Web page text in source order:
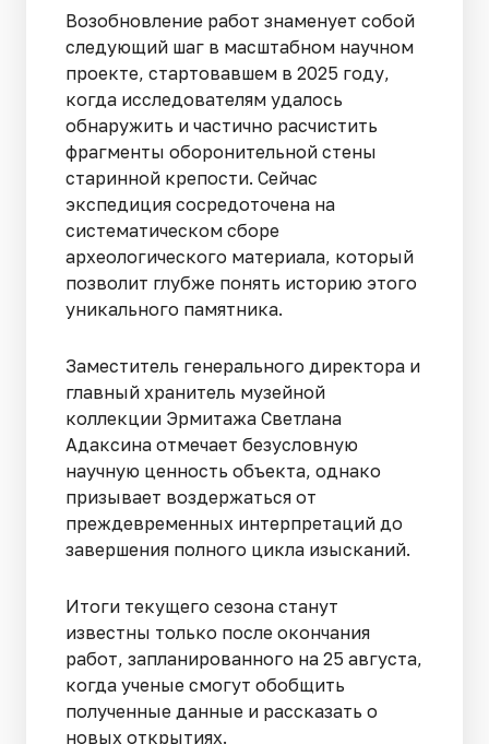
Возобновление работ знаменует собой
следующий шаг в масштабном научном
проекте, стартовавшем в 2025 году,
когда исследователям удалось
обнаружить и частично расчистить
фрагменты оборонительной стены
старинной крепости. Сейчас
экспедиция сосредоточена на
систематическом сборе
археологического материала, который
позволит глубже понять историю этого
уникального памятника.
Заместитель генерального директора и
главный хранитель музейной
коллекции Эрмитажа Светлана
Адаксина отмечает безусловную
научную ценность объекта, однако
призывает воздержаться от
преждевременных интерпретаций до
завершения полного цикла изысканий.
Итоги текущего сезона станут
известны только после окончания
работ, запланированного на 25 августа,
когда ученые смогут обобщить
полученные данные и рассказать о
новых открытиях.